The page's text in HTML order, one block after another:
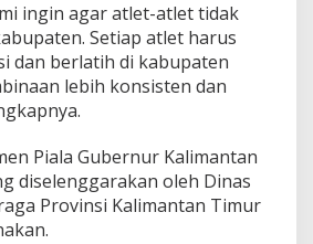
n
D
i
r
i
u
t
u
k
K
o
ingin agar atlet-atlet tidak
Setiap atlet harus
dan berlatih di kabupaten
lebih konsisten dan
Piala Gubernur Kalimantan
diselenggarakan oleh Dinas
Provinsi Kalimantan Timur